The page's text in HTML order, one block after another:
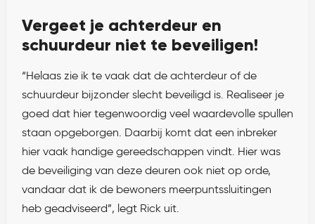
Vergeet je achterdeur en
schuurdeur niet te beveiligen!
“Helaas zie ik te vaak dat de achterdeur of de
schuurdeur bijzonder slecht beveiligd is. Realiseer je
goed dat hier tegenwoordig veel waardevolle spullen
staan opgeborgen. Daarbij komt dat een inbreker
hier vaak handige gereedschappen vindt. Hier was
de beveiliging van deze deuren ook niet op orde,
vandaar dat ik de bewoners meerpuntssluitingen
heb geadviseerd”, legt Rick uit.